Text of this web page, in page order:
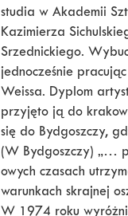
studia w Akademii
Kazimierza
Srzednickiego.
jednocześnie
Weissa. Dyplom
przyjęto ją do
się do Bydgoszczy,
(W Bydgoszczy) „…
owych czasach
warunkach skrajnej
W 1974 roku